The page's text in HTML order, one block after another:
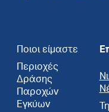
Ποιοι είμαστε
Περιοχές
Δράσης
Παροχών
Εγκύων